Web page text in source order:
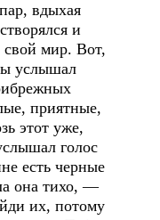
вдыхая
и
свой мир. Вот,
услышал
приятные,
этот уже,
голос
есть черные
она тихо, —
их, потому